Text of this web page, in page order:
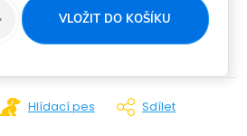
VLOŽIT DO KOŠÍKU
Hlídací pes Sdílet